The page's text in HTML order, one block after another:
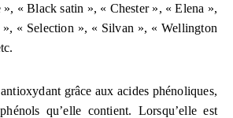
», « Black satin », « Chester », « Elena »,
« Selection », « Silvan », « Wellington
grâce aux acides phénoliques,
qu’elle contient. Lorsqu’elle est